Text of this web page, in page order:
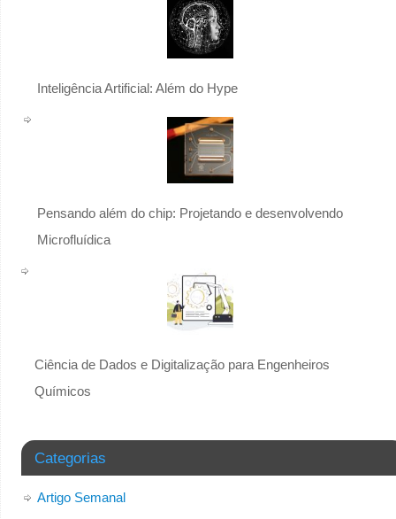
Inteligência Artificial: Além do Hype
Pensando além do chip: Projetando e desenvolvendo
Microfluídica
Ciência de Dados e Digitalização para Engenheiros
Químicos
Categorias
Artigo Semanal